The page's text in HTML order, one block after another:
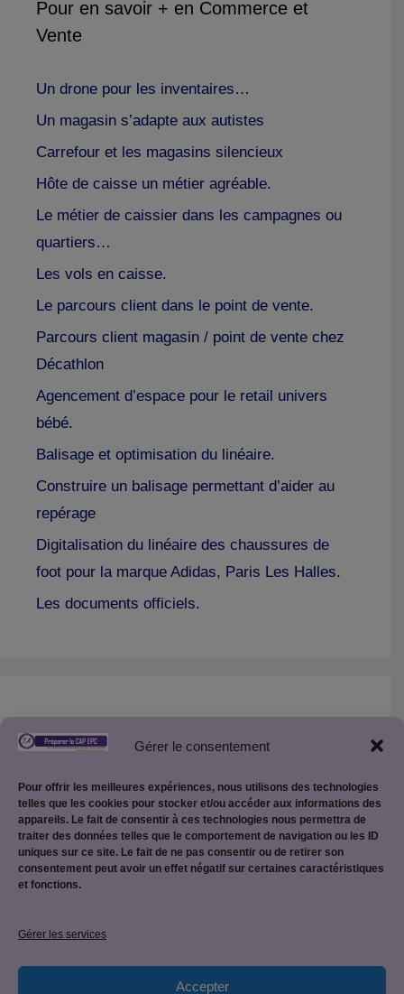
Gérer le consentement
Pour offrir les meilleures expériences, nous utilisons des technologies
telles que les cookies pour stocker et/ou accéder aux informations des
appareils. Le fait de consentir à ces technologies nous permettra de
traiter des données telles que le comportement de navigation ou les ID
uniques sur ce site. Le fait de ne pas consentir ou de retirer son
consentement peut avoir un effet négatif sur certaines caractéristiques
et fonctions.
Gérer les services
Accepter
Pour en savoir + en Commerce et
Vente
Un drone pour les inventaires…
Un magasin s’adapte aux autistes
Carrefour et les magasins silencieux
Hôte de caisse un métier agréable.
Le métier de caissier dans les campagnes ou
quartiers…
Les vols en caisse.
Le parcours client dans le point de vente.
Parcours client magasin / point de vente chez
Décathlon
Agencement d’espace pour le retail univers
bébé.
Balisage et optimisation du linéaire.
Construire un balisage permettant d’aider au
repérage
Digitalisation du linéaire des chaussures de
foot pour la marque Adidas, Paris Les Halles.
Les documents officiels.
Créer son site pédagogique WordPress